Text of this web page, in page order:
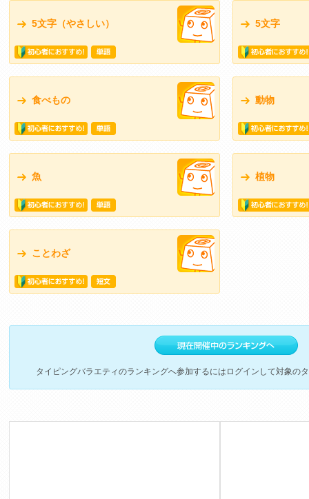
5文字（やさしい） 5文字
食べもの 動物
魚 植物
ことわざ
タイピングバラエティのランキングへ参加するにはログインして対象の